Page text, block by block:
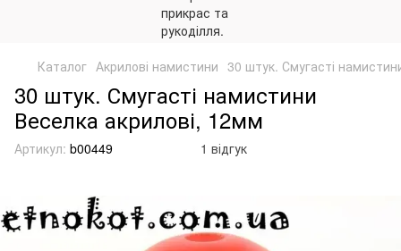
Каталог Акрилові намистини 30 штук. Смугасті
30 штук. Смугасті намистини
Веселка акрилові, 12мм
Артикул: b00449 1 відгук